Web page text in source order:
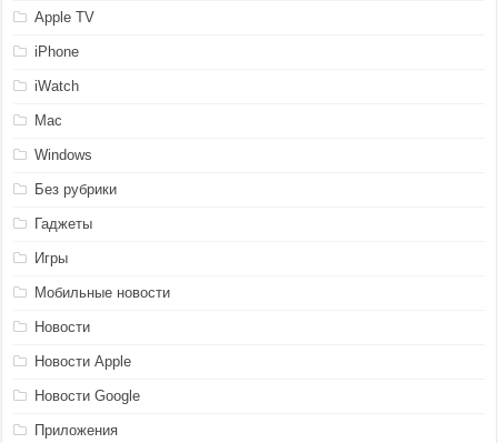
Apple TV
iPhone
iWatch
Mac
Windows
Без рубрики
Гаджеты
Игры
Мобильные новости
Новости
Новости Apple
Новости Google
Приложения